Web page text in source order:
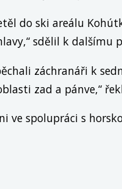
do ski areálu
sdělil k dalšímu
záchranáři k
zad a pánve,“
ve spolupráci s